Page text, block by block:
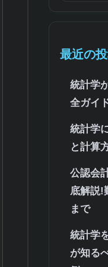
最近の
統計学
全ガイ
統計学
と計算
公認会
底解説!
まで
統計学
が知る